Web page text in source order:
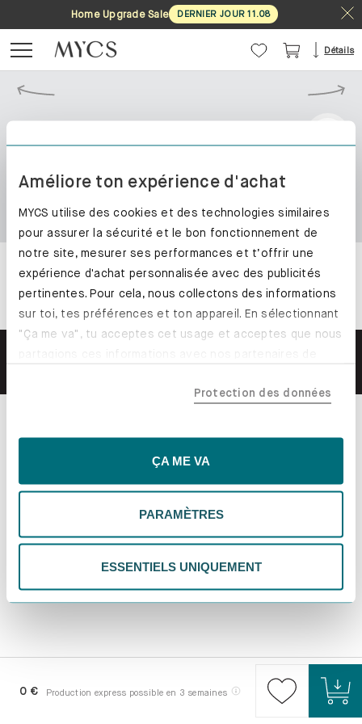
Améliore ton expérience d'achat
MYCS utilise des cookies et des technologies similaires
pour assurer la sécurité et le bon fonctionnement de
notre site, mesurer ses performances et t’offrir une
expérience d'achat personnalisée avec des publicités
pertinentes. Pour cela, nous collectons des informations
sur toi, tes préférences et ton appareil. En sélectionnant
"Ça me va", tu acceptes cet usage et acceptes que nous
tes données pourraient être traitées en dehors de l'UE,
essentiels, ce qui pourrait limiter les contenus
tes préférences. Tu peux modifier tes choix à tout
moment. Pour plus d'informations, consulte notre
politique de confidentialité.
Protection des données
ÇA ME VA
PARAMÈTRES
ESSENTIELS UNIQUEMENT
Home Upgrade Sale DERNIER JOUR 11.08
Détails
0 € Production express possible en 3 semaines